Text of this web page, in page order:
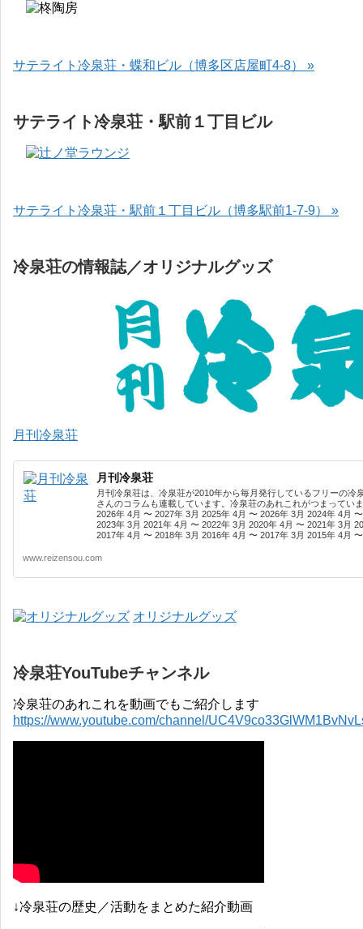
サテライト冷泉荘・蝶和ビル（博多区店屋町4-8） »
サテライト冷泉荘・駅前１丁目ビル
サテライト冷泉荘・駅前１丁目ビル（博多駅前1-7-9） »
冷泉荘の情報誌／オリジナルグッズ
月刊冷泉荘
月刊冷泉荘
月刊冷泉荘は、冷泉荘が2010年から毎月発行しているフリーの
さんのコラムも連載しています。冷泉荘のあれこれがつまってい
2026年 4月 〜 2027年 3月 2025年 4月 〜 2026年 3月 2024年 4月
2023年 3月 2021年 4月 〜 2022年 3月 2020年 4月 〜 2021年 3月
2017年 4月 〜 2018年 3月 2016年 4月 〜 2017年 3月 2015年 4月
www.reizensou.com
オリジナルグッズ
冷泉荘YouTubeチャンネル
冷泉荘のあれこれを動画でもご紹介します
https://www.youtube.com/channel/
↓冷泉荘の歴史／活動をまとめた紹介動画